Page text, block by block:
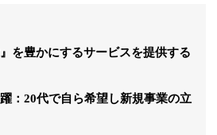
を豊かにするサービスを提供する
：20代で自ら希望し新規事業の立